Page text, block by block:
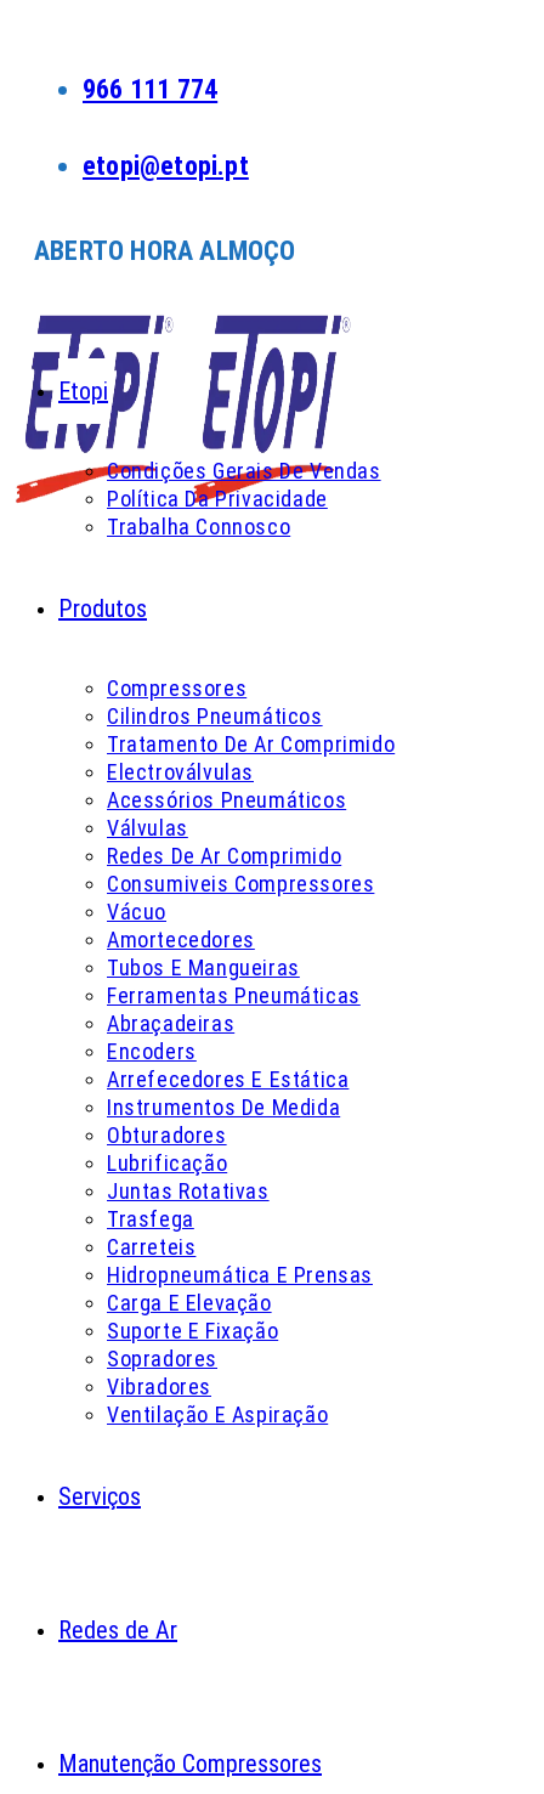
966 111 774
etopi@etopi.pt
ABERTO HORA ALMOÇO
Etopi
Condições Gerais De Vendas
Política Da Privacidade
Trabalha Connosco
Produtos
Compressores
Cilindros Pneumáticos
Tratamento De Ar Comprimido
Electroválvulas
Acessórios Pneumáticos
Válvulas
Redes De Ar Comprimido
Consumiveis Compressores
Vácuo
Amortecedores
Tubos E Mangueiras
Ferramentas Pneumáticas
Abraçadeiras
Encoders
Arrefecedores E Estática
Instrumentos De Medida
Obturadores
Lubrificação
Juntas Rotativas
Trasfega
Carreteis
Hidropneumática E Prensas
Carga E Elevação
Suporte E Fixação
Sopradores
Vibradores
Ventilação E Aspiração
Serviços
Redes de Ar
Manutenção Compressores